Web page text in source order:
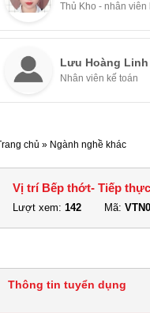
Thủ Kho - nhân viên
Lưu Hoàng Linh
Nhân viên kế toán
chủ » Ngành nghề khác
Vị trí Bếp thớt- Tiếp
Lượt xem: 142 Mã:
Thông tin tuyển dụng